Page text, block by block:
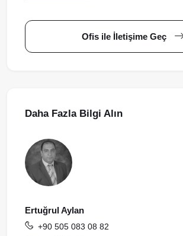
Ofis ile İletişime Geç
Daha Fazla Bilgi Alın
Ertuğrul Aylan
+90 505 083 08 82